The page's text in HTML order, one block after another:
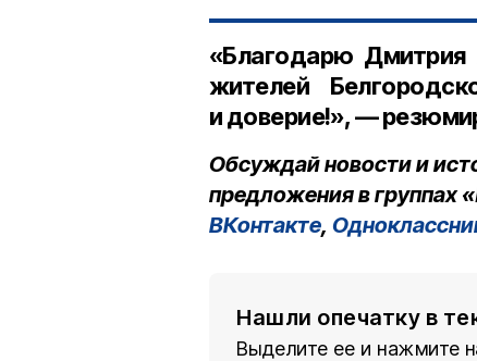
«Благодарю Дмитрия
жителей
и доверие!», —
Обсуждай новости и
предложения в группах
ВКонтакте,
Нашли опечатку в
Выделите ее и нажмите